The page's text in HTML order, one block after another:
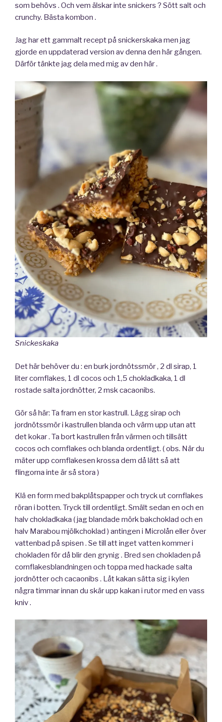
som behövs . Och vem älskar inte snickers ? Sött salt och
crunchy. Bästa kombon .
Jag har ett gammalt recept på snickerskaka men jag
gjorde en uppdaterad version av denna den här gången.
Därför tänkte jag dela med mig av den här .
Snickeskaka
Det här behöver du : en burk jordnötssmör , 2 dl sirap, 1
liter cornflakes, 1 dl cocos och 1,5 chokladkaka, 1 dl
rostade salta jordnötter, 2 msk cacaonibs.
Gör så här: Ta fram en stor kastrull. Lägg sirap och
jordnötssmör i kastrullen blanda och värm upp utan att
det kokar . Ta bort kastrullen från värmen och tillsätt
cocos och cornflakes och blanda ordentligt. ( obs. När du
mäter upp cornflakesen krossa dem då lätt så att
flingorna inte är så stora )
Klä en form med bakplåtspapper och tryck ut cornflakes
röran i botten. Tryck till ordentligt. Smält sedan en och en
halv chokladkaka ( jag blandade mörk bakchoklad och en
halv Marabou mjölkchoklad ) antingen i Microlån eller över
vattenbad på spisen . Se till att inget vatten kommer i
chokladen för då blir den grynig . Bred sen chokladen på
cornflakesblandningen och toppa med hackade salta
jordnötter och cacaonibs . Låt kakan sätta sig i kylen
några timmar innan du skär upp kakan i rutor med en vass
kniv .